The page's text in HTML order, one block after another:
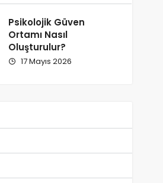
Psikolojik Güven
Ortamı Nasıl
Oluşturulur?
17 Mayıs 2026